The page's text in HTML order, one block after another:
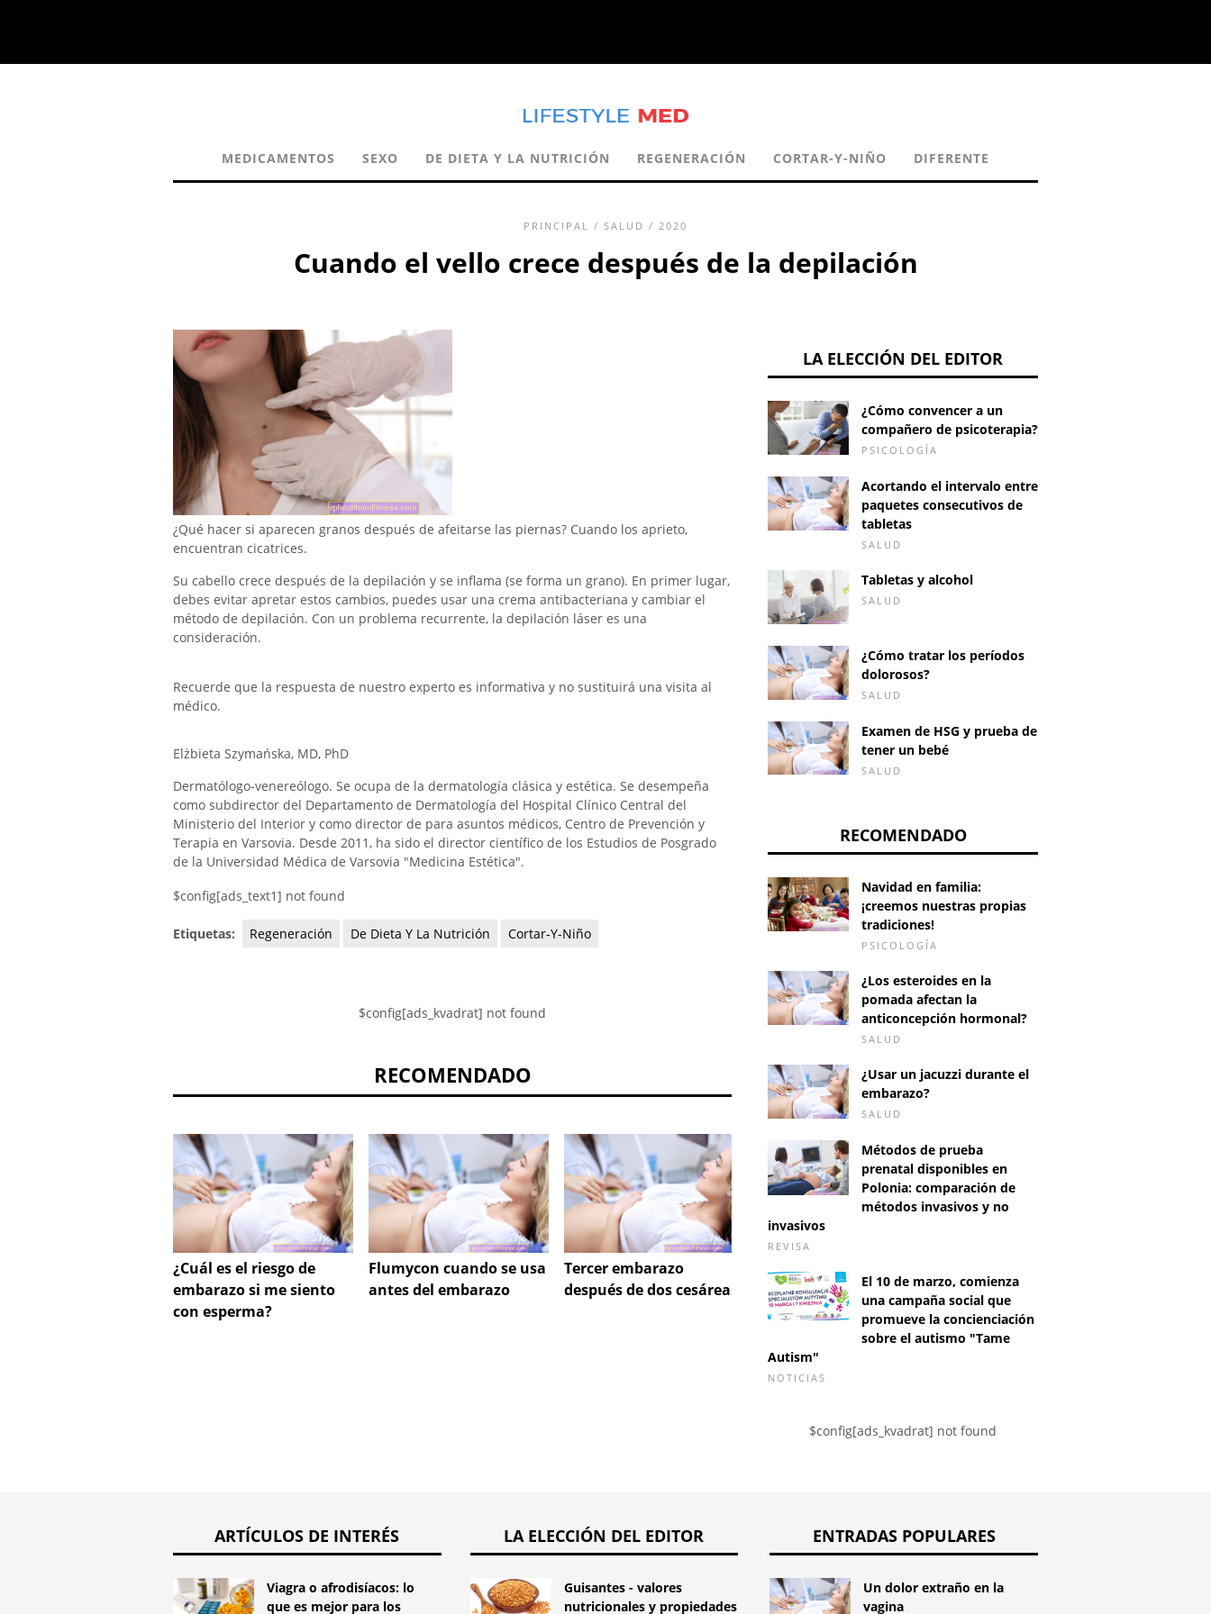
MEDICAMENTOS SEXO DE DIETA Y LA NUTRICIÓN REGENERACIÓN CORTAR-Y-NIÑO DIFERENTE
PRINCIPAL / SALUD / 2020
Cuando el vello crece después de la depilación
¿Qué hacer si aparecen granos después de afeitarse las piernas? Cuando los aprieto,
encuentran cicatrices.
Su cabello crece después de la depilación y se inflama (se forma un grano). En primer lugar,
debes evitar apretar estos cambios, puedes usar una crema antibacteriana y cambiar el
método de depilación. Con un problema recurrente, la depilación láser es una
consideración.
Recuerde que la respuesta de nuestro experto es informativa y no sustituirá una visita al
médico.
Elżbieta Szymańska, MD, PhD
Dermatólogo-venereólogo. Se ocupa de la dermatología clásica y estética. Se desempeña
como subdirector del Departamento de Dermatología del Hospital Clínico Central del
Ministerio del Interior y como director de para asuntos médicos, Centro de Prevención y
Terapia en Varsovia. Desde 2011, ha sido el director científico de los Estudios de Posgrado
de la Universidad Médica de Varsovia "Medicina Estética".
$config[ads_text1] not found
Etiquetas: Regeneración De Dieta Y La Nutrición Cortar-Y-Niño
$config[ads_kvadrat] not found
RECOMENDADO
¿Cuál es el riesgo de
embarazo si me siento
con esperma?
Flumycon cuando se usa
antes del embarazo
Tercer embarazo
después de dos cesáreas
Hipertensión arterial
primaria: ¿una
contraindicación para el
LA ELECCIÓN DEL EDITOR
¿Cómo convencer a un
compañero de psicoterapia?
PSICOLOGÍA
Acortando el intervalo entre
paquetes consecutivos de
tabletas
SALUD
Tabletas y alcohol
SALUD
¿Cómo tratar los períodos
dolorosos?
SALUD
Examen de HSG y prueba de
tener un bebé
SALUD
RECOMENDADO
Navidad en familia:
¡creemos nuestras propias
tradiciones!
PSICOLOGÍA
¿Los esteroides en la
pomada afectan la
anticoncepción hormonal?
SALUD
¿Usar un jacuzzi durante el
embarazo?
SALUD
Métodos de prueba
prenatal disponibles en
Polonia: comparación de
métodos invasivos y no
invasivos
REVISA
El 10 de marzo, comienza
una campaña social que
promueve la concienciación
sobre el autismo "Tame
Autism"
NOTICIAS
$config[ads_kvadrat] not found
ARTÍCULOS DE INTERÉS
Viagra o afrodisíacos: lo
que es mejor para los
LA ELECCIÓN DEL EDITOR
Guisantes - valores
nutricionales y propiedades
ENTRADAS POPULARES
Un dolor extraño en la
vagina